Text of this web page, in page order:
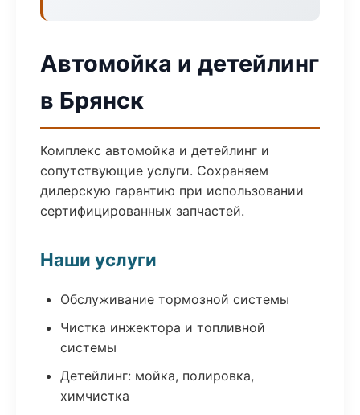
Автомойка и детейлинг
в Брянск
Комплекс автомойка и детейлинг и
сопутствующие услуги. Сохраняем
дилерскую гарантию при использовании
сертифицированных запчастей.
Наши услуги
Обслуживание тормозной системы
Чистка инжектора и топливной
системы
Детейлинг: мойка, полировка,
химчистка